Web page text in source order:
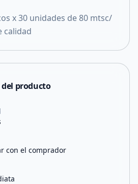
x 30 unidades de 80 mtsc/
calidad
producto
con el comprador